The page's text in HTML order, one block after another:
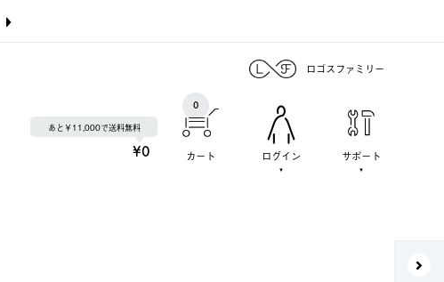
ロゴスファミリー
あと￥11,000で送料無料
¥0 カート
0
ログイン サポート